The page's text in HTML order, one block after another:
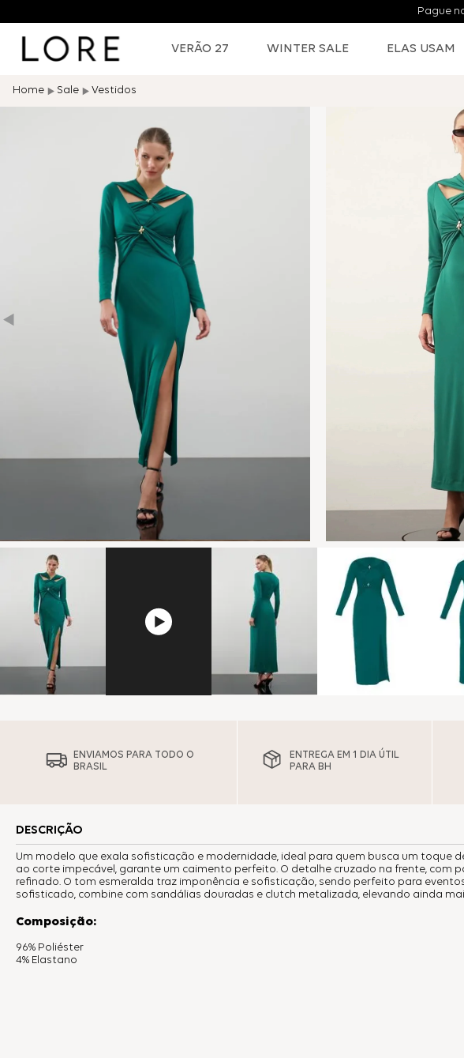
Pague
VERÃO 27 WINTER SALE ELAS USAM
Sale Vestidos
ENVIAMOS PARA TODO O
BRASIL
ENTREGA EM 1 DIA ÚTIL
PARA BH
DESCRIÇÃO
Um modelo que exala sofisticação e modernidade, ideal para quem busca um toque
ao corte impecável, garante um caimento perfeito. O detalhe cruzado na frente, com
refinado. O tom esmeralda traz imponência e sofisticação, sendo perfeito para
sofisticado, combine com sandálias douradas e clutch metalizada, elevando ainda
Composição:
96% Poliéster
4% Elastano